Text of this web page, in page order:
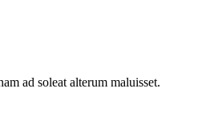
ad soleat alterum maluisset.